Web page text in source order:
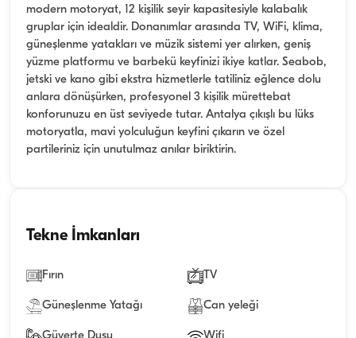
modern motoryat, 12 kişilik seyir kapasitesiyle kalabalık
gruplar için idealdir. Donanımlar arasında TV, WiFi, klima,
güneşlenme yatakları ve müzik sistemi yer alırken, geniş
yüzme platformu ve barbekü keyfinizi ikiye katlar. Seabob,
jetski ve kano gibi ekstra hizmetlerle tatiliniz eğlence dolu
anlara dönüşürken, profesyonel 3 kişilik mürettebat
konforunuzu en üst seviyede tutar. Antalya çıkışlı bu lüks
motoryatla, mavi yolculuğun keyfini çıkarın ve özel
partileriniz için unutulmaz anılar biriktirin.
Tekne İmkanları
Fırın TV
Güneşlenme Yatağı Can yeleği